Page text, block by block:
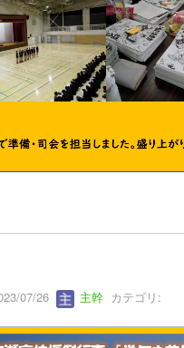
07/26 主幹 カテゴリ: